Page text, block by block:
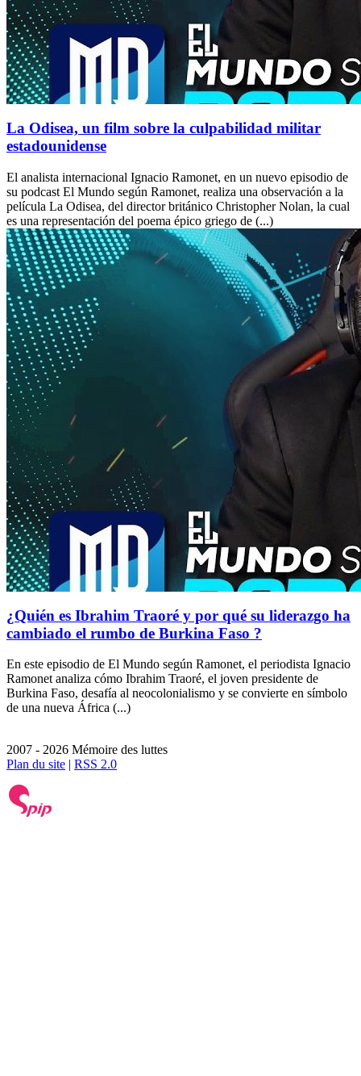
La Odisea, un film sobre la culpabilidad militar
estadounidense
El analista internacional Ignacio Ramonet, en un nuevo episodio de
su podcast El Mundo según Ramonet, realiza una observación a la
película La Odisea, del director británico Christopher Nolan, la cual
es una representación del poema épico griego de (...)
¿Quién es Ibrahim Traoré y por qué su liderazgo ha
cambiado el rumbo de Burkina Faso ?
En este episodio de El Mundo según Ramonet, el periodista Ignacio
Ramonet analiza cómo Ibrahim Traoré, el joven presidente de
Burkina Faso, desafía al neocolonialismo y se convierte en símbolo
de una nueva África (...)
2007 - 2026 Mémoire des luttes
Plan du site | RSS 2.0